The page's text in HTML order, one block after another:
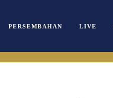
PERSEMBAHAN LIVE